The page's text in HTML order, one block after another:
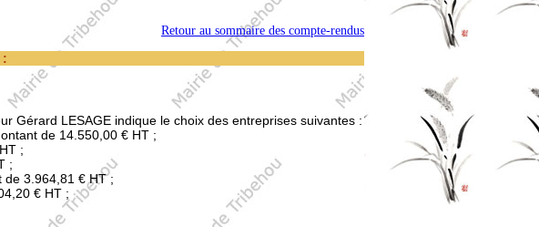
Retour au sommaire des compte-rendus
:
Gérard LESAGE indique le choix des entreprises suivantes :
de 14.550,00 € HT ;
;
;
de 3.964,81 € HT ;
€ HT ;